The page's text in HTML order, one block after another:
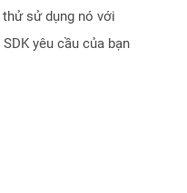
sử dụng nó với
yêu cầu của bạn